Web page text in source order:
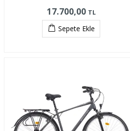
17.700,00 TL
Sepete Ekle